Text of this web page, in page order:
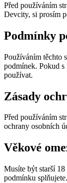
Před používáním
Devcity, si prosím
Podmínky
Používáním těchto
podmínek. Pokud s
používat.
Zásady
Před používáním
ochrany osobních
Věkové
Musíte být starší
podmínku splňujete.